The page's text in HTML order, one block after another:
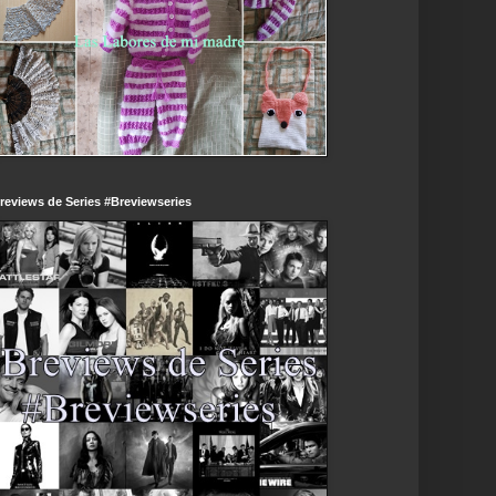
de Series #Breviewseries